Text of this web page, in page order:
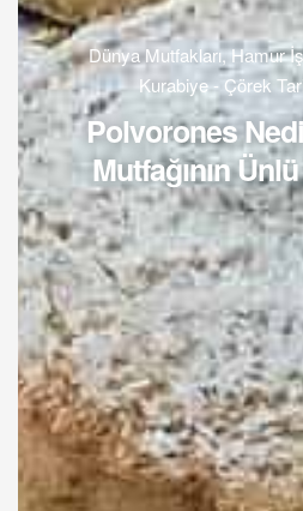
Dünya Mutfakları,Hamur
Kurabiye - Çörek
Polvorones
Mutfağının